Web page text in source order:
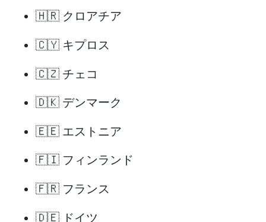
🇭🇷 クロアチア
🇨🇾 キプロス
🇨🇿 チェコ
🇩🇰 デンマーク
🇪🇪 エストニア
🇫🇮 フィンランド
🇫🇷 フランス
🇩🇪 ドイツ